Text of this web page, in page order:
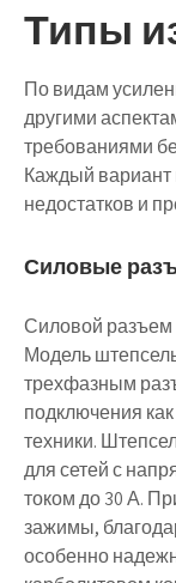
Типы
По видам
другими
требованиями
Каждый
недостатков и
Силовые
Силовой
Модель
трехфазным
подключения
техники.
для сетей с
током до 30 А.
зажимы,
особенно